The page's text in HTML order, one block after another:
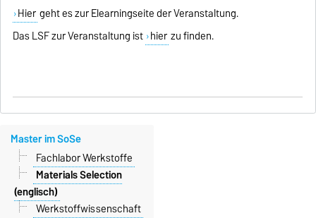
Hier geht es zur Elearningseite der Veranstaltung.
Das LSF zur Veranstaltung ist hier zu finden.
Master im SoSe
Fachlabor Werkstoffe
Materials Selection
(englisch)
Werkstoffwissenschaft